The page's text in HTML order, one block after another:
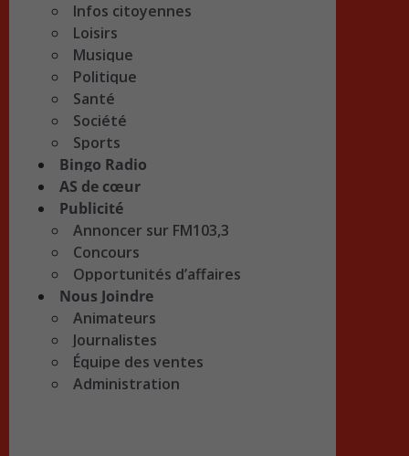
Infos citoyennes
Loisirs
Musique
Politique
Santé
Société
Sports
Bingo Radio
AS de cœur
Publicité
Annoncer sur FM103,3
Concours
Opportunités d’affaires
Nous Joindre
Animateurs
Journalistes
Équipe des ventes
Administration